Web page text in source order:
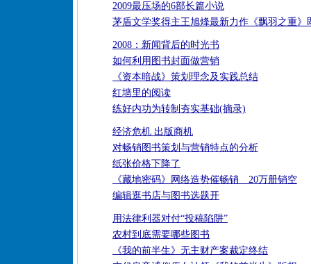
2009最压场的6部长篇小说
茅盾文学奖得主王旭烽最新力作《飘羽之重》
2008：新闻背后的时光书
如何利用图书封面做营销
《资本暗战》策划理念及实践总结
红墙里的阅读
练好内功为转制夯实基础(摘录)
经济危机 出版商机
对畅销图书策划与营销特点的分析
纸张价格下降了
《藏地密码》网络造势催畅销 20万册销空
编辑逛书店与图书选题开
用法律利器对付“投稿陷阱”
农村到底需要哪些图书
《我的前半生》无主财产案裁定终结